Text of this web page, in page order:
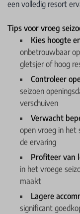
een volledig resort
Tips voor vroeg
Kies hoogte
onbetrouwbaar
gletsjer of hoog
Controleer
seizoen
verschuiven
Verwacht
open vroeg in het
de ervaring
Profiteer van
in het vroege
maakt
Lagere
significant